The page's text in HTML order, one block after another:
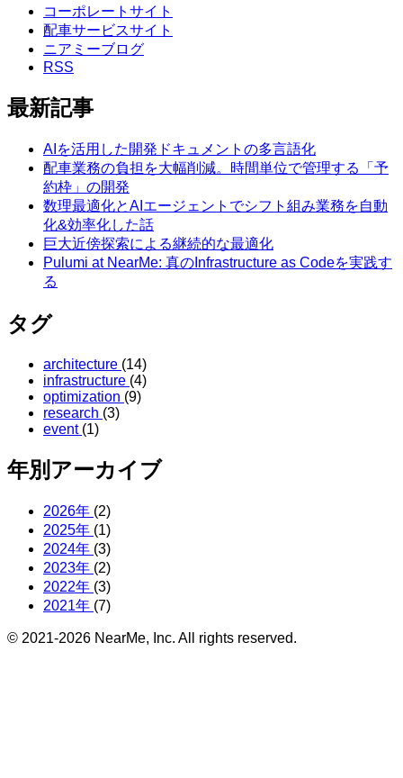
コーポレートサイト
配車サービスサイト
ニアミーブログ
RSS
最新記事
AIを活用した開発ドキュメントの多言語化
配車業務の負担を大幅削減。時間単位で管理する「予
約枠」の開発
数理最適化とAIエージェントでシフト組み業務を自動
化&効率化した話
巨大近傍探索による継続的な最適化
Pulumi at NearMe: 真のInfrastructure as Codeを実践す
る
タグ
architecture (14)
infrastructure (4)
optimization (9)
research (3)
event (1)
年別アーカイブ
2026年 (2)
2025年 (1)
2024年 (3)
2023年 (2)
2022年 (3)
2021年 (7)
© 2021-2026 NearMe, Inc. All rights reserved.